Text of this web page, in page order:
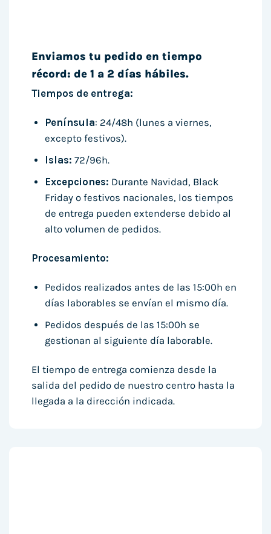
Enviamos tu pedido en tiempo
récord: de 1 a 2 días hábiles.
Tiempos de entrega:
Península: 24/48h (lunes a viernes,
excepto festivos).
Islas: 72/96h.
Excepciones: Durante Navidad, Black
Friday o festivos nacionales, los tiempos
de entrega pueden extenderse debido al
alto volumen de pedidos.
Procesamiento:
Pedidos realizados antes de las 15:00h en
días laborables se envían el mismo día.
Pedidos después de las 15:00h se
gestionan al siguiente día laborable.
El tiempo de entrega comienza desde la
salida del pedido de nuestro centro hasta la
llegada a la dirección indicada.